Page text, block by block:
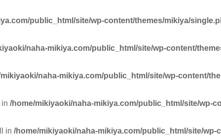
public_html/site/wp-content/themes/mikiya/
naha-mikiya.com/public_html/site/wp-content/
naha-mikiya.com/public_html/site/wp-content/
in /home/mikiyaoki/naha-mikiya.com/public_html/site/wp-
in /home/mikiyaoki/naha-mikiya.com/public_html/site/